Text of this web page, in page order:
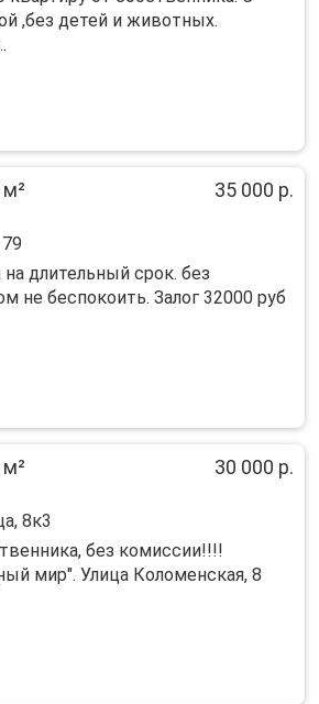
,без детей и животных.
35 000 р.
длительный срок. без
не беспокоить. Залог 32000 руб
30 000 р.
8к3
без комиссии!!!!
мир". Улица Коломенская, 8